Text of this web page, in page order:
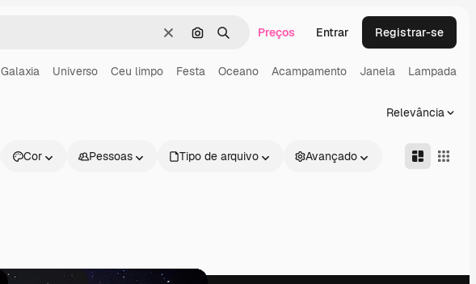
LimparPesquisar por imagem
BuscarPreços Entrar Registrar-se
Galaxia Universo Ceu limpo Festa Oceano Acampamento Janela Lampada
Relevância
Cor Pessoas Tipo de arquivo Avançado